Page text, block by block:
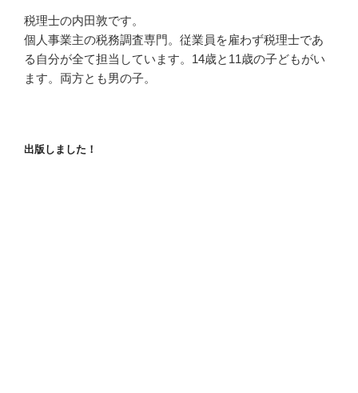
税理士の内田敦です。
個人事業主の税務調査専門。従業員を雇わず税理士であ
る自分が全て担当しています。14歳と11歳の子どもがい
ます。両方とも男の子。
出版しました！